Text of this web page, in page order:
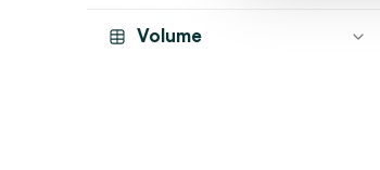
Volume